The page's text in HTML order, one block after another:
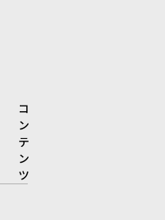
コ
ン
テ
ン
ツ